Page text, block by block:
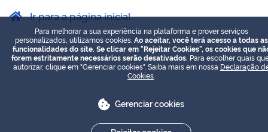
Ir para a página inicial
Para melhorar a sua experiência na plataforma e prover serviços
personalizados, utilizamos cookies. Ao aceitar, você terá acesso a todas as
funcionalidades do site. Se clicar em "Rejeitar Cookies", os cookies que
forem estritamente necessários serão desativados. Para escolher quais
autorizar, clique em "Gerenciar cookies". Saiba mais em nossa Declaração
Cookies
Gerenciar cookies